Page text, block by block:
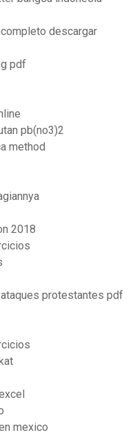
descargar
pdf
pb(no3)2
method
2018
protestantes pdf
mexico